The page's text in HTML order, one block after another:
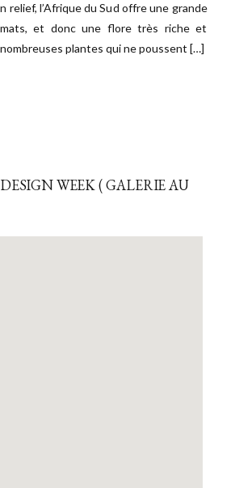
relief, l’Afrique du Sud offre une grande
et donc une flore très riche et
plantes qui ne poussent […]
WEEK ( GALERIE AU